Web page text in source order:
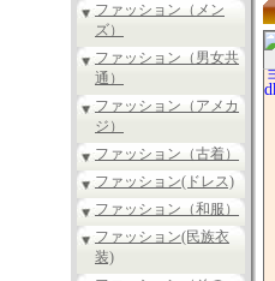
ファッション（メン
ズ）
ファッション（男女共
通）
ファッション（アメカ
ジ）
ファッション（古着）
ファッション(ドレス)
ファッション（和服）
ファッション(民族衣
装)